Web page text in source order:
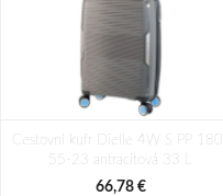
Cestovní kufr Dielle 4W S PP 180-
55-23 antracitová 33 L
66,78 €